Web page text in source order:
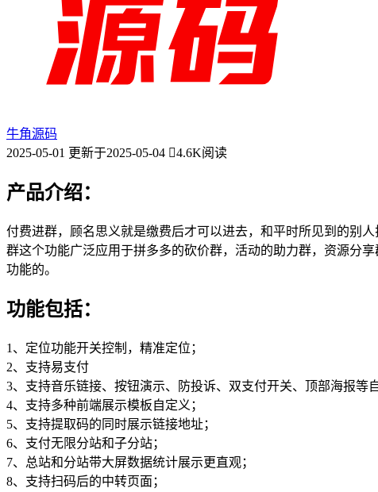
牛角源码
2025-05-01 更新于2025-05-04 4.6K阅读
产品介绍：
付费进群，顾名思义就是缴费后才可以进去，和平时所见到的别
群这个功能广泛应用于拼多多的砍价群，活动的助力群，资源分
功能的。
功能包括：
1、定位功能开关控制，精准定位；
2、支持易支付
3、支持音乐链接、按钮演示、防投诉、双支付开关、顶部海报等
4、支持多种前端展示模板自定义；
5、支持提取码的同时展示链接地址；
6、支付无限分站和子分站；
7、总站和分站带大屏数据统计展示更直观；
8、支持扫码后的中转页面；